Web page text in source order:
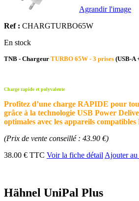
Agrandir l'image
Ref : CHARGTURBO65W
En stock
TNB - Chargeur TURBO 65W - 3 prises (USB-A
Charge rapide et polyvalente
Profitez d’une charge RAPIDE pour
grâce à la technologie USB Power
optimales avec les appareils compatibles
(Prix de vente conseillé : 43.90 €)
38.00 € TTC Voir la fiche détail Ajouter au
Hähnel UniPal Plus